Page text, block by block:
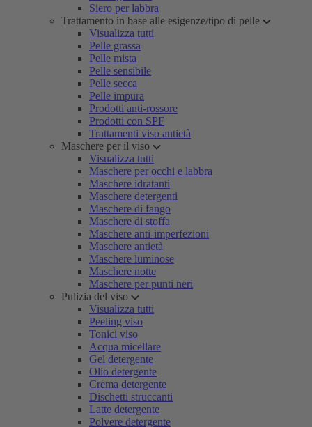
Siero per labbra
Trattamento in base alle esigenze/tipo di pelle
Visualizza tutti
Pelle grassa
Pelle mista
Pelle sensibile
Pelle secca
Pelle impura
Prodotti anti-rossore
Prodotti con SPF
Trattamenti viso antietà
Maschere per il viso
Visualizza tutti
Maschere per occhi e labbra
Maschere idratanti
Maschere detergenti
Maschere di fango
Maschere di stoffa
Maschere anti-imperfezioni
Maschere antietà
Maschere luminose
Maschere notte
Maschere per punti neri
Pulizia del viso
Visualizza tutti
Peeling viso
Tonici viso
Acqua micellare
Gel detergente
Olio detergente
Crema detergente
Dischetti struccanti
Latte detergente
Polvere detergente